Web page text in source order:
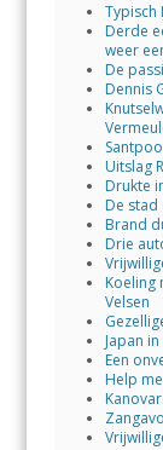
Typisch
Derde
weer
De
Dennis
Uitslag
Drukte
De
Brand
Drie
Koeling
Velsen
Japan
Een
Help